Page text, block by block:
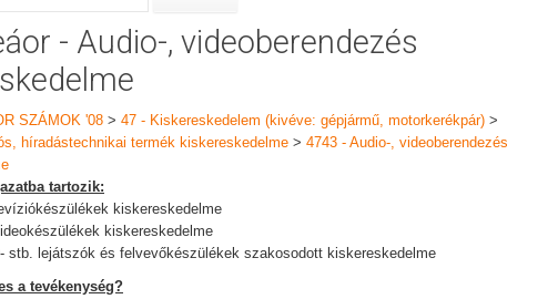
- Audio-, videoberendezés
SZÁMOK '08 > 47 - Kiskereskedelem (kivéve: gépjármű, motorkerékpár) >
híradástechnikai termék kiskereskedelme > 4743 - Audio-, videoberendezés
tartozik:
kiskereskedelme
kiskereskedelme
stb. lejátszók és felvevőkészülékek szakosodott kiskereskedelme
a tevékenység?